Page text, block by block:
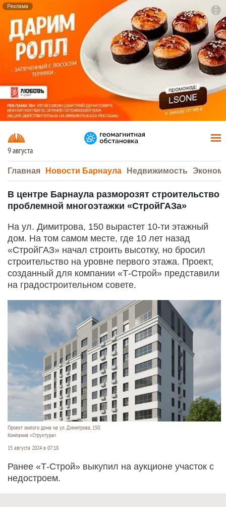
Реклама
9 августа
Главная Новости Барнаула Недвижимость
В центре Барнаула разморозят строительство
проблемной многоэтажки «СтройГАЗа»
На ул. Димитрова, 150 вырастет 10-ти этажный
дом. На том самом месте, где 10 лет назад
«СтройГАЗ» начал строить высотку, но бросил
строительство на уровне первого этажа. Проект,
созданный для компании «Т-Строй» представили
на градостроительном совете.
Проект жилого дома на ул. Димитрова, 150.
Компания «Структура»
15 августа 2024 в 07:18
Ранее «Т-Строй» выкупил на аукционе участок с
недостроем.